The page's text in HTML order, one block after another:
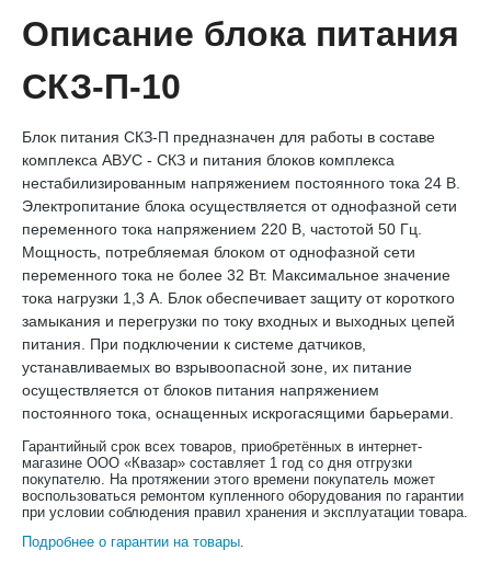
Описание блока питания
СКЗ-П-10
Блок питания СКЗ-П предназначен для работы в составе
комплекса АВУС - СКЗ и питания блоков комплекса
нестабилизированным напряжением постоянного тока 24 В.
Электропитание блока осуществляется от однофазной сети
переменного тока напряжением 220 В, частотой 50 Гц.
Мощность, потребляемая блоком от однофазной сети
переменного тока не более 32 Вт. Максимальное значение
тока нагрузки 1,3 А. Блок обеспечивает защиту от короткого
замыкания и перегрузки по току входных и выходных цепей
питания. При подключении к системе датчиков,
устанавливаемых во взрывоопасной зоне, их питание
осуществляется от блоков питания напряжением
постоянного тока, оснащенных искрогасящими барьерами.
Гарантийный срок всех товаров, приобретённых в интернет-
магазине ООО «Квазар» составляет 1 год со дня отгрузки
покупателю. На протяжении этого времени покупатель может
воспользоваться ремонтом купленного оборудования по гарантии
при условии соблюдения правил хранения и эксплуатации товара.
Подробнее о гарантии на товары.